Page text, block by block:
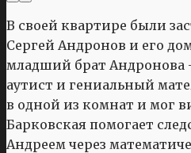
В своей квартире были
Сергей Андронов и его
младший брат Андронова
аутист и гениальный
в одной из комнат и мог
Барковская помогает
Андреем через